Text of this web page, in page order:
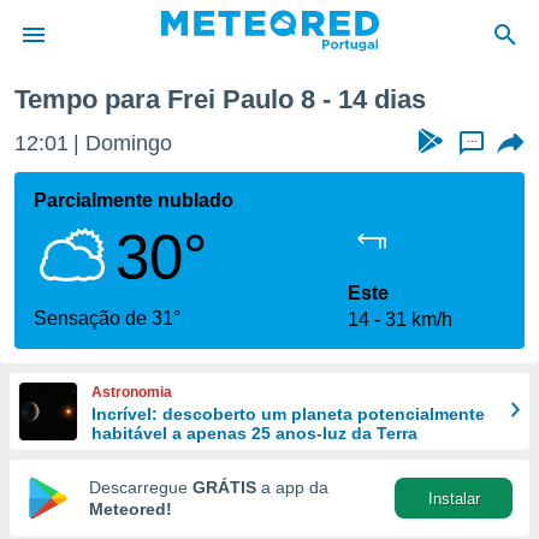
da
foi
fornecidas
a este
das
e
forma
digital
Tempo para Frei Paulo 8 - 14 dias
12:01 Domingo ...
Parcialmente nublado
30°
Sensação de 31°
Este
14
31 km/h
Astronomia
Incrível: descoberto um planeta potencialmente
habitável a apenas 25 anos-luz da Terra
Descarregue GRÁTIS a app da
Meteored!
Instalar